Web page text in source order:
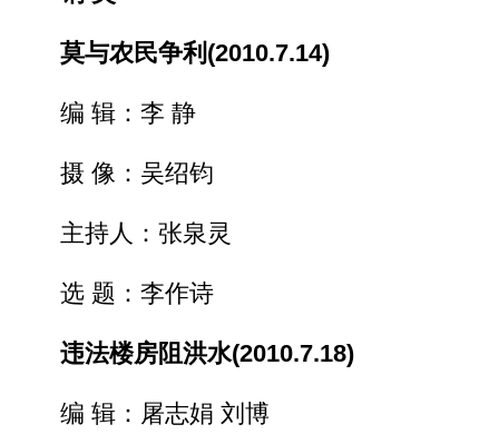
莫与农民争利(2010.7.14)
编 辑：李 静
摄 像：吴绍钧
主持人：张泉灵
选 题：李作诗
违法楼房阻洪水(2010.7.18)
编 辑：屠志娟 刘博